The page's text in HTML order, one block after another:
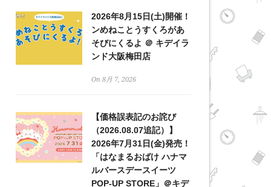
2026年8月15日(土)開催！
ンめねことうすくろがあ
そびにくるよ ＠ キデイラ
ンド大阪梅田店
On 8月 7, 2026
【価格誤表記のお詫び
（2026.08.07追記）】
2026年7月31日(金)発売！
「はなまるおばけ ハナマ
ルバースデースイーツ
POP-UP STORE」＠キデ